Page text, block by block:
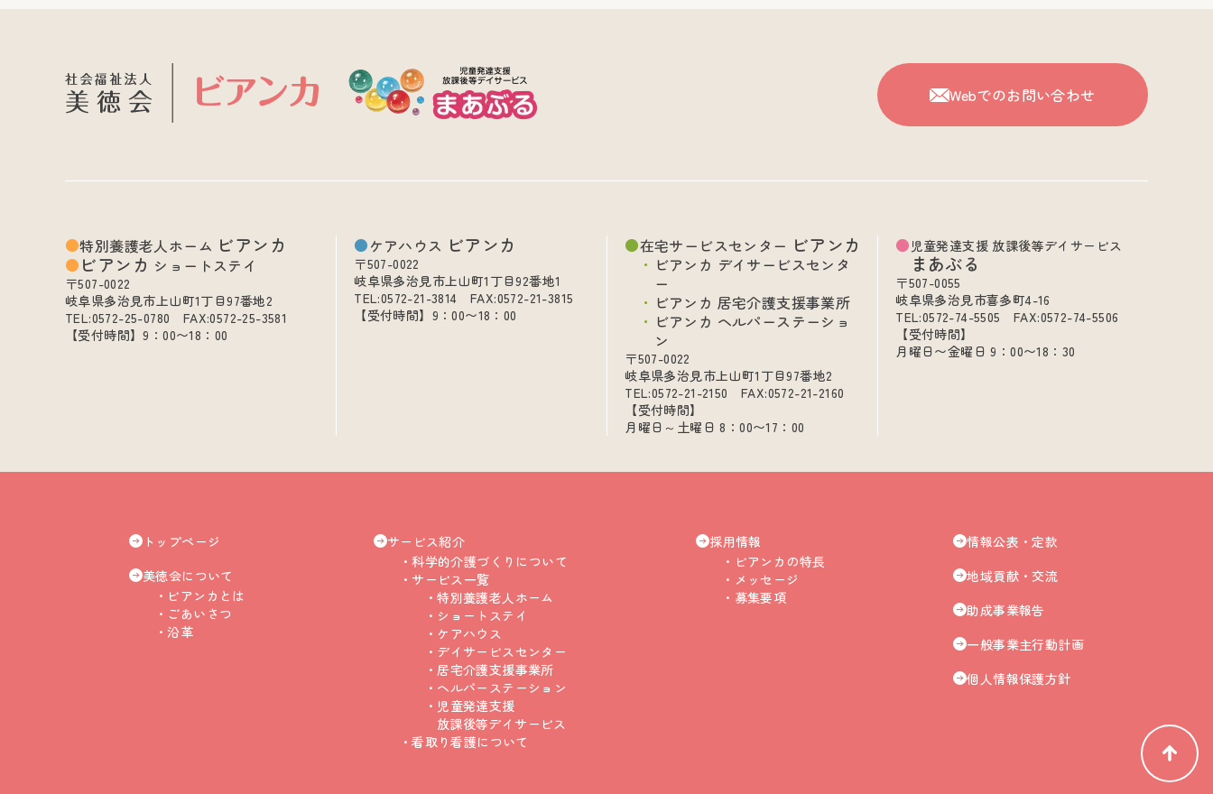
Webでのお問い合わせ
特別養護老人ホーム ビアンカ
ビアンカ ショートステイ
〒507-0022
岐阜県多治見市上山町1丁目97番地2
TEL:0572-25-0780 FAX:0572-25-3581
【受付時間】9：00〜18：00
ケアハウス ビアンカ
〒507-0022
岐阜県多治見市上山町1丁目92番地1
TEL:0572-21-3814 FAX:0572-21-3815
【受付時間】9：00〜18：00
在宅サービスセンター ビアンカ
ビアンカ デイサービスセンタ
ー
ビアンカ 居宅介護支援事業所
ビアンカ ヘルパーステーショ
ン
〒507-0022
岐阜県多治見市上山町1丁目97番地2
TEL:0572-21-2150 FAX:0572-21-2160
【受付時間】
月曜日～土曜日 8：00〜17：00
児童発達支援 放課後等デイサービス
まあぶる
〒507-0055
岐阜県多治見市喜多町4-16
TEL:0572-74-5505 FAX:0572-74-5506
【受付時間】
月曜日〜金曜日 9：00〜18：30
トップページ
美徳会について
ビアンカとは
ごあいさつ
沿革
サービス紹介
科学的介護づくりについて
サービス一覧
特別養護老人ホーム
ショートステイ
ケアハウス
デイサービスセンター
居宅介護支援事業所
ヘルパーステーション
児童発達支援
放課後等デイサービス
看取り看護について
採用情報
ビアンカの特長
メッセージ
募集要項
情報公表・定款
地域貢献・交流
助成事業報告
一般事業主行動計画
個人情報保護方針